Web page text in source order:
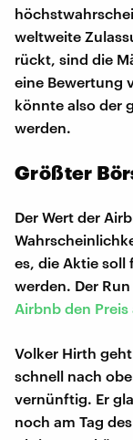
weltweite
rückt, sind die
eine Bewertung
könnte also der
werden.
Größter
Der Wert der
es, die Aktie soll
werden. Der
Airbnb den
Volker Hirth
schnell nach
vernünftig. Er
noch am Tag